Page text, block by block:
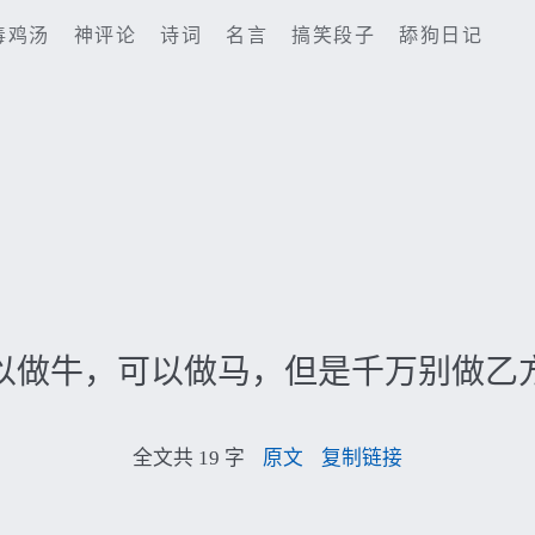
鸡汤 神评论 诗词 名言 搞笑段子 舔狗日记
做牛，可以做马，但是千万别做乙
全文共 19 字 原文 复制链接